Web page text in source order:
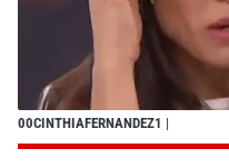
00CINTHIAFERNANDEZ1 |